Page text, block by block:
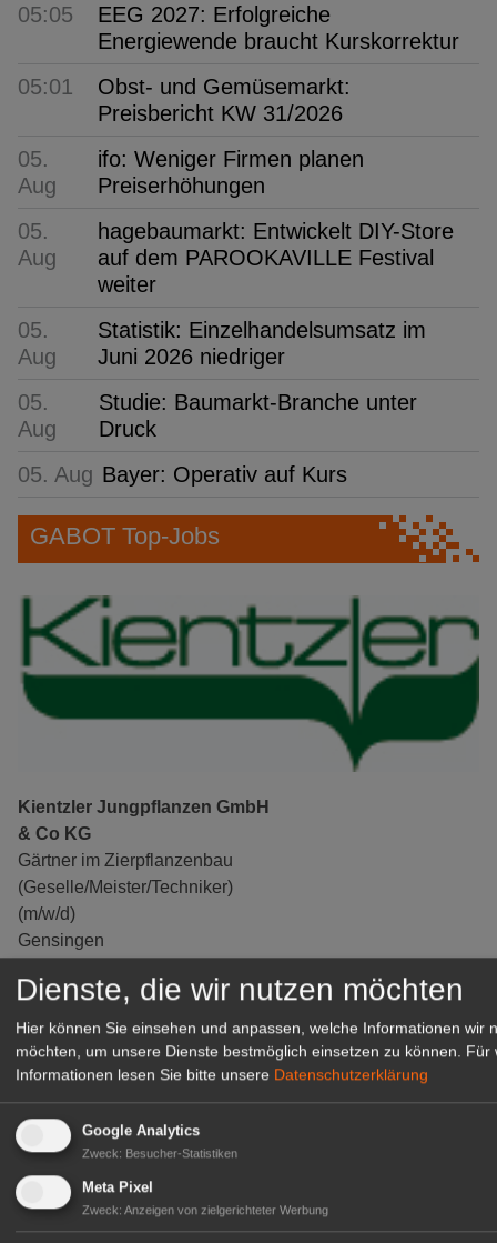
05:05
EEG 2027: Erfolgreiche
Energiewende braucht Kurskorrektur
05:01
Obst- und Gemüsemarkt:
Preisbericht KW 31/2026
05.
Aug
ifo: Weniger Firmen planen
Preiserhöhungen
05.
Aug
hagebaumarkt: Entwickelt DIY-Store
auf dem PAROOKAVILLE Festival
weiter
05.
Aug
Statistik: Einzelhandelsumsatz im
Juni 2026 niedriger
05.
Aug
Studie: Baumarkt-Branche unter
Druck
05. Aug Bayer: Operativ auf Kurs
GABOT Top-Jobs
Kientzler Jungpflanzen GmbH
& Co KG
Gärtner im Zierpflanzenbau
(Geselle/Meister/Techniker)
(m/w/d)
Gensingen
zur Stellenanzeige
Dienste, die wir nutzen möchten
Hier können Sie einsehen und anpassen, welche Informationen wir
möchten, um unsere Dienste bestmöglich einsetzen zu können.
Für
Informationen lesen Sie bitte unsere Datenschutzerklärung
Google Analytics
Zweck: Besucher-Statistiken
Meta Pixel
Zweck: Anzeigen von zielgerichteter Werbung